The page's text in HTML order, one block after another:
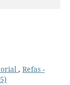
, Refas -